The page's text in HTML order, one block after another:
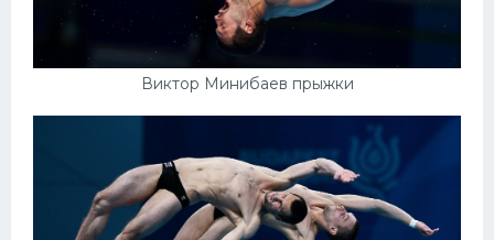
Виктор Минибаев прыжки